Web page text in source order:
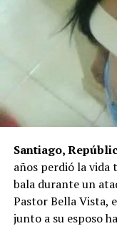
Santiago,
años perdió la
bala durante un
Pastor Bella Vista,
junto a su esposo